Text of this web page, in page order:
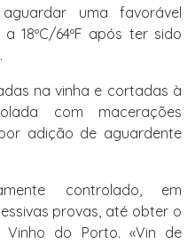
uma favorável
18ºC/64ºF após ter sido
na vinha e cortadas à
com macerações
adição de aguardente
controlado, em
provas, até obter o
do Porto. «Vin de